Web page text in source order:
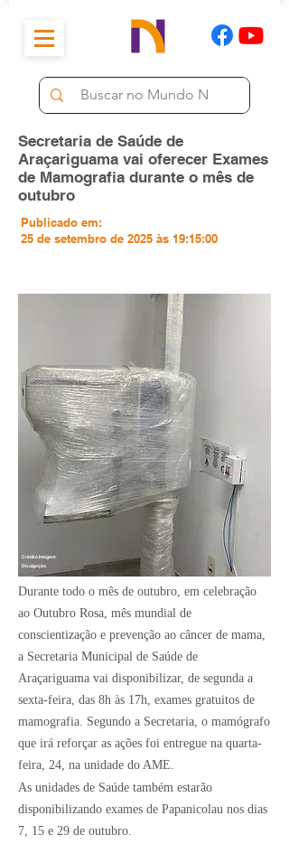
Secretaria de Saúde de
Araçariguama vai oferecer Exames
de Mamografia durante o mês de
outubro
Publicado em:
25 de setembro de 2025 às 19:15:00
Divulgação
Crédito Imagem:
Durante todo o mês de outubro, em celebração
ao Outubro Rosa, mês mundial de
conscientização e prevenção ao câncer de mama,
a Secretaria Municipal de Saúde de
Araçariguama vai disponibilizar, de segunda a
sexta-feira, das 8h às 17h, exames gratuitos de
mamografia. Segundo a Secretaria, o mamógrafo
que irá reforçar as ações foi entregue na quarta-
feira, 24, na unidade do AME.
As unidades de Saúde também estarão
disponibilizando exames de Papanicolau nos dias
7, 15 e 29 de outubro.